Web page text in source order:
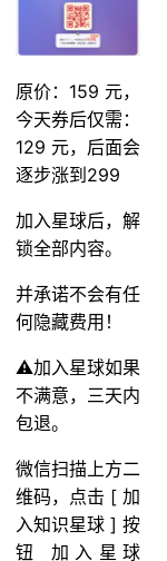
原价：159 元，
今天券后仅需：
129 元，后面会
逐步涨到299
加入星球后，解
锁全部内容。
并承诺不会有任
何隐藏费用！
⚠️加入星球如果
不满意，三天内
包退。
微信扫描上方二
维码，点击 [ 加
入知识星球 ] 按
钮 加入星球